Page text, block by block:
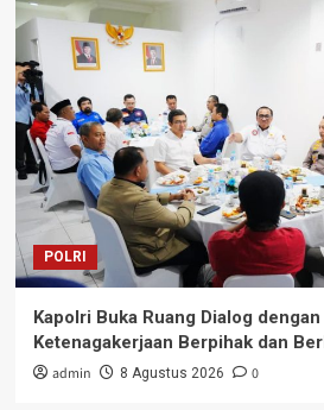
POLRI
Kapolri Buka Ruang Dialog
Ketenagakerjaan Berpihak dan
admin 8 Agustus 2026 0